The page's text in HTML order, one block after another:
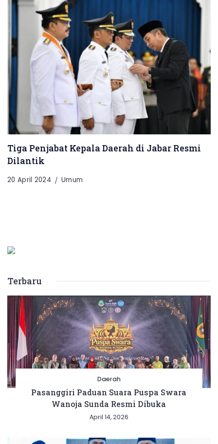
Tiga Penjabat Kepala Daerah di Jabar Resmi
Dilantik
20 April 2024 Umum
Terbaru
Daerah
Pasanggiri Paduan Suara Puspa Swara
Wanoja Sunda Resmi Dibuka
April 14, 2026